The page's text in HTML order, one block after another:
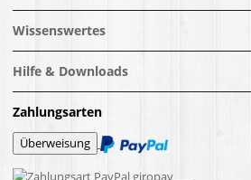
Wissenswertes
Hilfe & Downloads
Zahlungsarten